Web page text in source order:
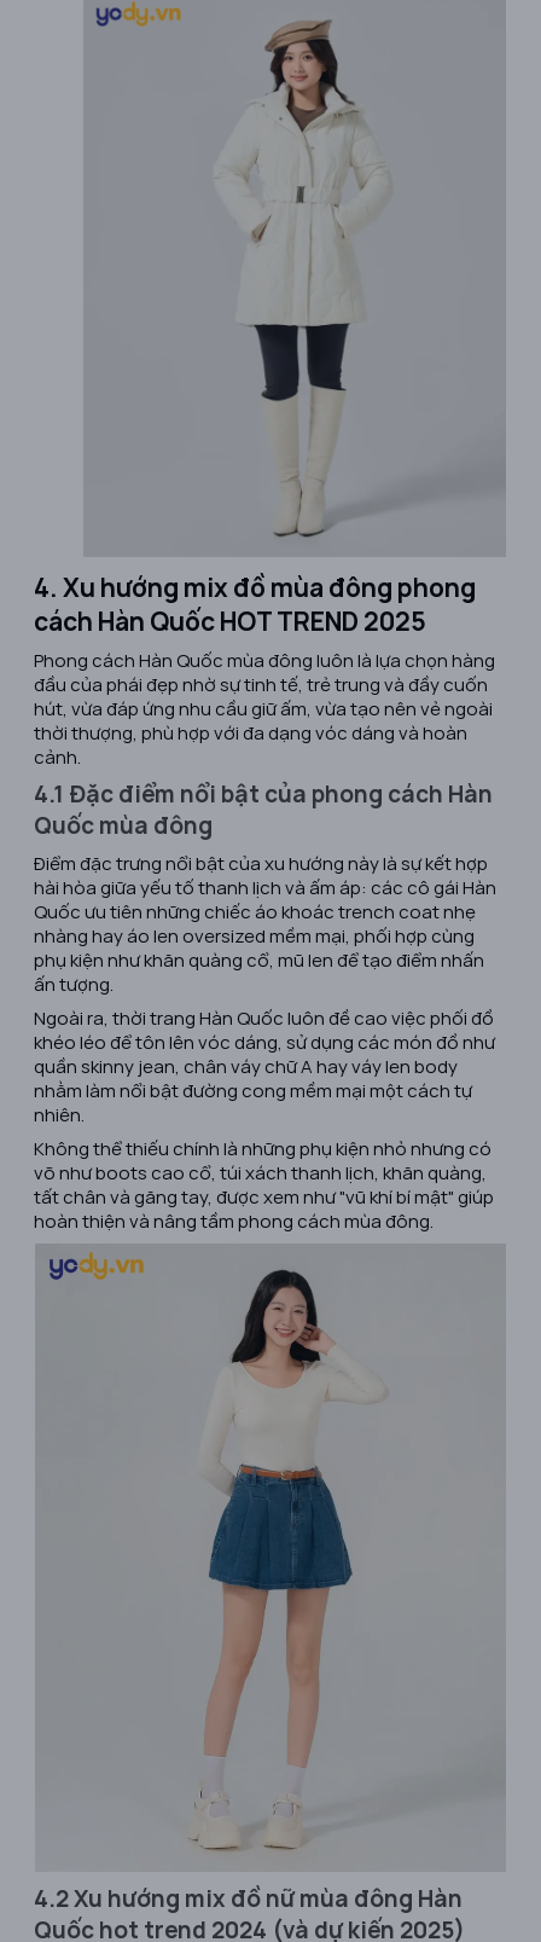
4. Xu hướng mix đồ mùa đông phong
cách Hàn Quốc HOT TREND 2025
Phong cách Hàn Quốc mùa đông luôn là lựa chọn hàng
đầu của phái đẹp nhờ sự tinh tế, trẻ trung và đầy cuốn
hút, vừa đáp ứng nhu cầu giữ ấm, vừa tạo nên vẻ ngoài
thời thượng, phù hợp với đa dạng vóc dáng và hoàn
cảnh.
4.1 Đặc điểm nổi bật của phong cách Hàn
Quốc mùa đông
Điểm đặc trưng nổi bật của xu hướng này là sự kết hợp
hài hòa giữa yếu tố thanh lịch và ấm áp: các cô gái Hàn
Quốc ưu tiên những chiếc áo khoác trench coat nhẹ
nhàng hay áo len oversized mềm mại, phối hợp cùng
phụ kiện như khăn quàng cổ, mũ len để tạo điểm nhấn
ấn tượng.
Ngoài ra, thời trang Hàn Quốc luôn đề cao việc phối đồ
khéo léo để tôn lên vóc dáng, sử dụng các món đồ như
quần skinny jean, chân váy chữ A hay váy len body
nhằm làm nổi bật đường cong mềm mại một cách tự
nhiên.
Không thể thiếu chính là những phụ kiện nhỏ nhưng có
võ như boots cao cổ, túi xách thanh lịch, khăn quàng,
tất chân và găng tay, được xem như "vũ khí bí mật" giúp
hoàn thiện và nâng tầm phong cách mùa đông.
4.2 Xu hướng mix đồ nữ mùa đông Hàn
Quốc hot trend 2024 (và dự kiến 2025)